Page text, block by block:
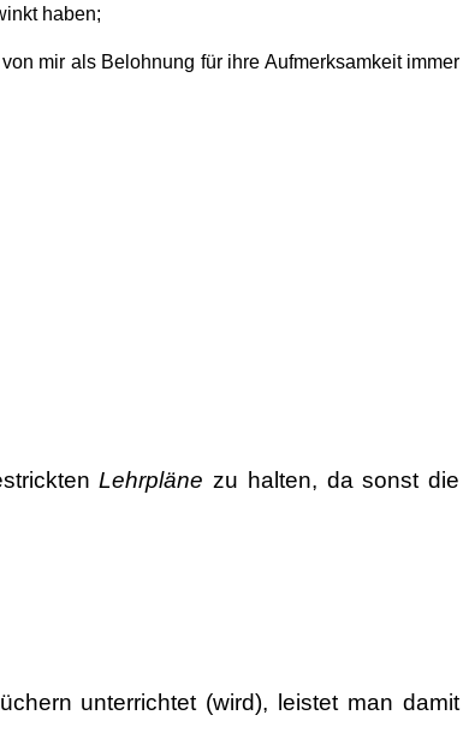
haben;
mir als Belohnung für ihre Aufmerksamkeit immer
Lehrpläne zu halten, da sonst die
unterrichtet (wird), leistet man damit